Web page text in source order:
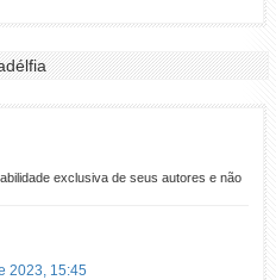
exclusiva de seus autores e não
2023, 15:45